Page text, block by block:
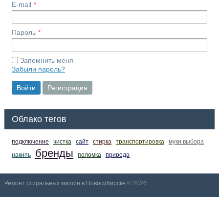
E-mail
Пароль
Запомнить меня
Забыли пароль?
Войти Регистрация
Облако тегов
подключение чистка сайт стирка транспортировка
муки выбора
накипь
бренды поломка природа
Ремонт стиральных машин в Новосибирске © 2026